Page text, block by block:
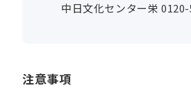
中日文化センター栄
注意事項